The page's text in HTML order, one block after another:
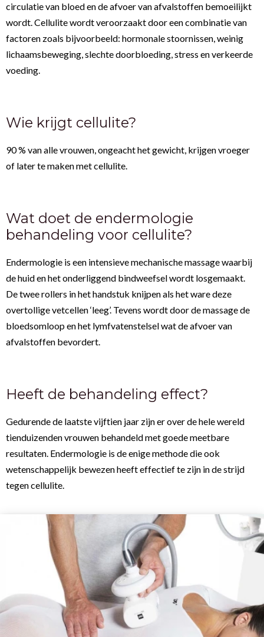
circulatie van bloed en de afvoer van afvalstoffen bemoeilijkt
wordt. Cellulite wordt veroorzaakt door een combinatie van
factoren zoals bijvoorbeeld: hormonale stoornissen, weinig
lichaamsbeweging, slechte doorbloeding, stress en verkeerde
voeding.
Wie krijgt cellulite?
90 % van alle vrouwen, ongeacht het gewicht, krijgen vroeger
of later te maken met cellulite.
Wat doet de endermologie
behandeling voor cellulite?
Endermologie is een intensieve mechanische massage waarbij
de huid en het onderliggend bindweefsel wordt losgemaakt.
De twee rollers in het handstuk knijpen als het ware deze
overtollige vetcellen ‘leeg’. Tevens wordt door de massage de
bloedsomloop en het lymfvatenstelsel wat de afvoer van
afvalstoffen bevordert.
Heeft de behandeling effect?
Gedurende de laatste vijftien jaar zijn er over de hele wereld
tienduizenden vrouwen behandeld met goede meetbare
resultaten. Endermologie is de enige methode die ook
wetenschappelijk bewezen heeft effectief te zijn in de strijd
tegen cellulite.